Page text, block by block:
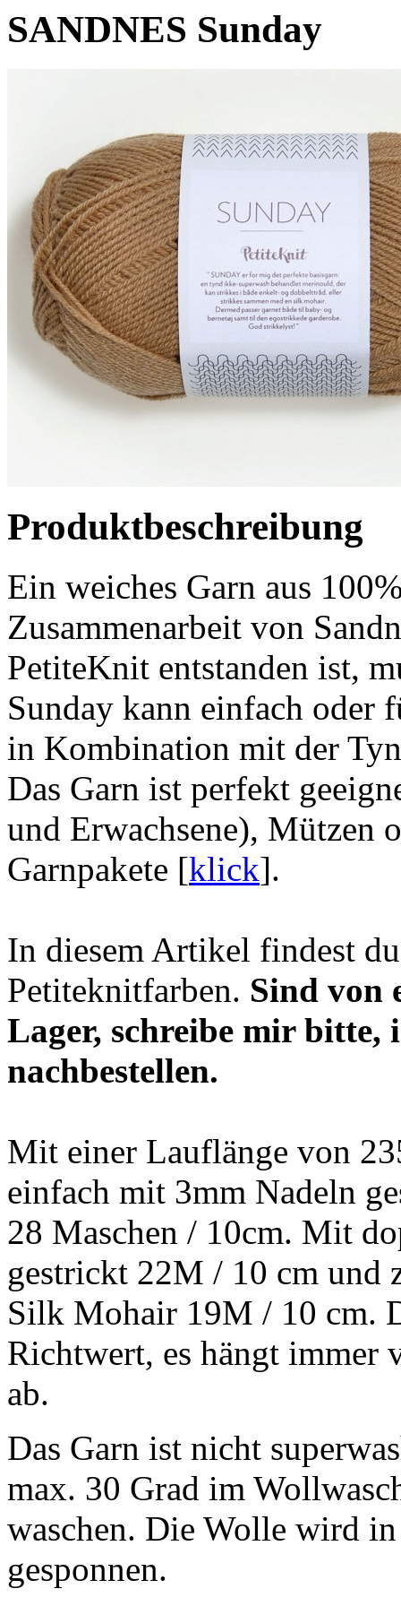
SANDNES Sunday
Produktbeschreibung
Ein weiches Garn aus
Zusammenarbeit von
PetiteKnit entstanden ist,
Sunday kann einfach oder
in Kombination mit der
Das Garn ist perfekt
und Erwachsene), Mützen
Garnpakete [klick].
In diesem Artikel findest
Petiteknitfarben. Sind von
Lager, schreibe mir bitte,
nachbestellen.
Mit einer Lauflänge von
einfach mit 3mm Nadeln
28 Maschen / 10cm. Mit
gestrickt 22M / 10 cm und
Silk Mohair 19M / 10 cm.
Richtwert, es hängt immer
ab.
Das Garn ist nicht
max. 30 Grad im
waschen. Die Wolle wird
gesponnen.